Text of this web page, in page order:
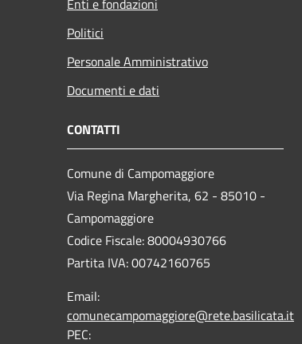
Politici
Personale Amministrativo
Documenti e dati
CONTATTI
Comune di Campomaggiore
Via Regina Margherita, 62 - 85010 -
Campomaggiore
Codice Fiscale: 80004930766
Partita IVA: 00742160765
Email:
comunecampomaggiore@rete.basilicata.it
PEC: